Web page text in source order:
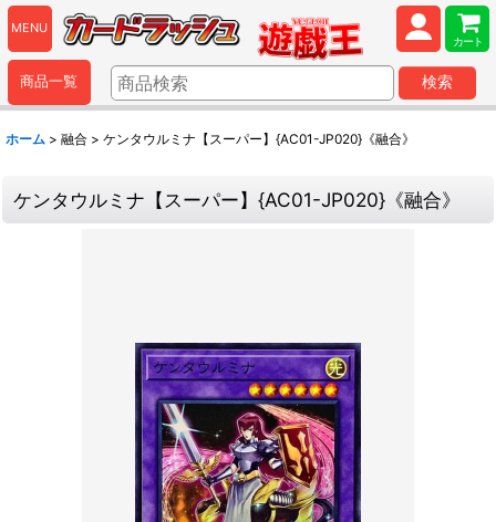
MENU
カート
商品一覧 検索
ホーム > 融合 > ケンタウルミナ【スーパー】{AC01-JP020}《融合》
ケンタウルミナ【スーパー】{AC01-JP020}《融合》